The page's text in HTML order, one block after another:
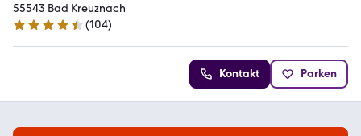
55543 Bad Kreuznach
4.7 Sterne
(104)
Kontakt Parken